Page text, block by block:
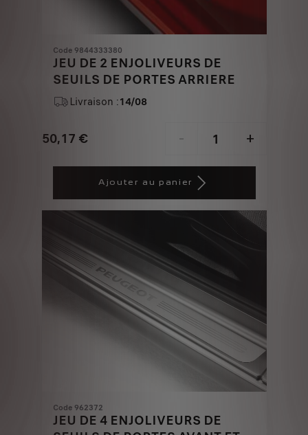
Code 9844333380
JEU DE 2 ENJOLIVEURS DE
SEUILS DE PORTES ARRIERE
Livraison :14/08
50,17 €
Price
€
- +
Quantity
1
Ajouter au panier
Code 962372
JEU DE 4 ENJOLIVEURS DE